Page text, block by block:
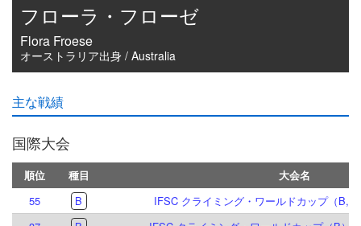
フローラ・フローゼ
Flora Froese
オーストラリア出身 / Australia
主な戦績
国際大会
順位 種目
大会名
55
B
IFSC クライミング・ワールドカップ（B,S